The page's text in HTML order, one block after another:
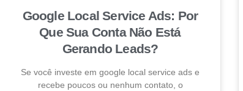
Google Local Service Ads: Por
Que Sua Conta Não Está
Gerando Leads?
Se você investe em google local service ads e
recebe poucos ou nenhum contato, o